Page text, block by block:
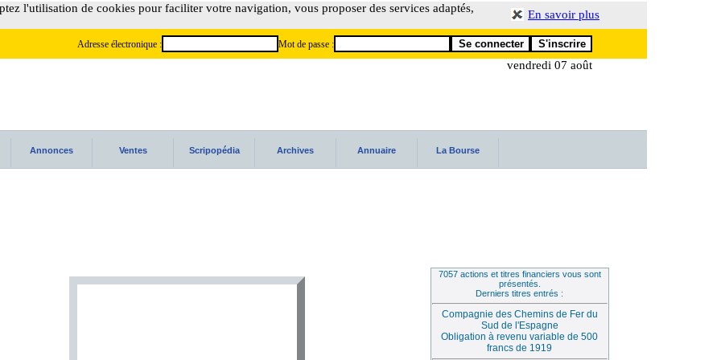
l'utilisation de cookies pour faciliter votre navigation, vous proposer des services adaptés, En savoir plus
Adresse électronique : Mot de passe :
vendredi 07 août
Annonces Ventes Scripopédia Archives Annuaire La Bourse
7057 actions et titres financiers vous sont
présentés.
Derniers titres entrés :
Compagnie des Chemins de Fer du
Sud de l'Espagne
Obligation à revenu variable de 500
francs de 1919